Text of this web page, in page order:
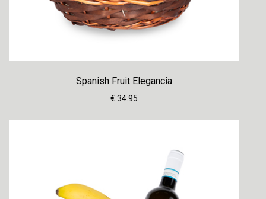
Spanish Fruit Elegancia
€ 34.95